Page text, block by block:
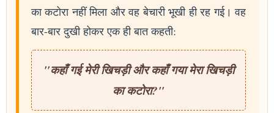
का कटोरा नहीं मिला और वह बेचारी भूखी ही रह गई। वह
बार-बार दुखी होकर एक ही बात कहती:
"कहाँ गई मेरी खिचड़ी और कहाँ गया मेरा खिचड़ी
का कटोरा?"